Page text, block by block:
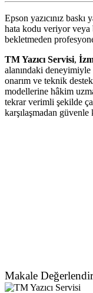
Epson yazıcınız baskı
hata kodu veriyor veya
bekletmeden
TM Yazıcı Servisi,
alanındaki deneyimiyle
onarım ve teknik
modellerine hâkim
tekrar verimli şekilde
karşılaşmadan
Makale